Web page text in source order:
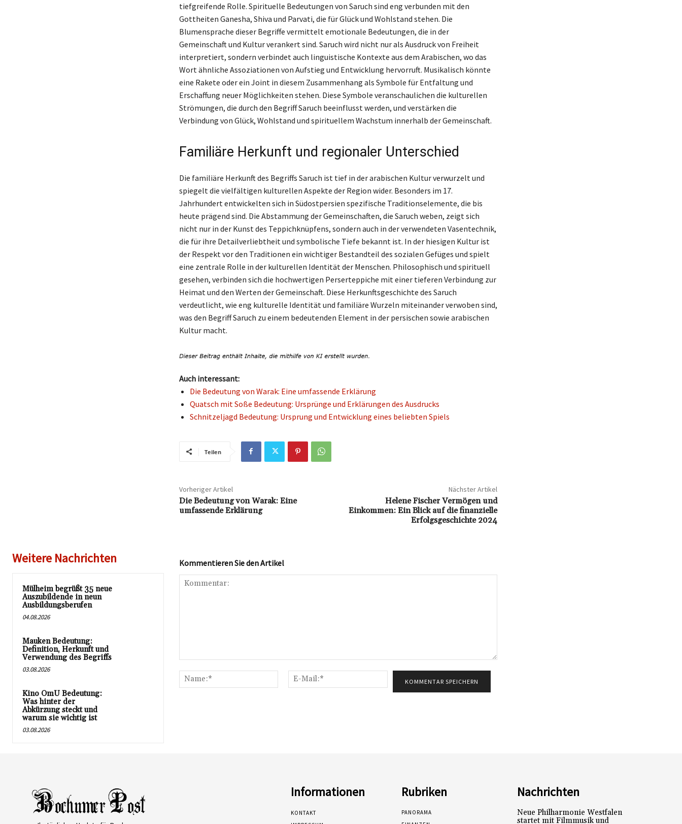
tiefgreifende Rolle. Spirituelle Bedeutungen von Saruch sind eng verbunden mit den
Gottheiten Ganesha, Shiva und Parvati, die für Glück und Wohlstand stehen. Die
Blumensprache dieser Begriffe vermittelt emotionale Bedeutungen, die in der
Gemeinschaft und Kultur verankert sind. Saruch wird nicht nur als Ausdruck von Freiheit
interpretiert, sondern verbindet auch linguistische Kontexte aus dem Arabischen, wo das
Wort ähnliche Assoziationen von Aufstieg und Entwicklung hervorruft. Musikalisch könnte
eine Rakete oder ein Joint in diesem Zusammenhang als Symbole für Entfaltung und
Erschaffung neuer Möglichkeiten stehen. Diese Symbole veranschaulichen die kulturellen
Strömungen, die durch den Begriff Saruch beeinflusst werden, und verstärken die
Verbindung von Glück, Wohlstand und spirituellem Wachstum innerhalb der Gemeinschaft.
Familiäre Herkunft und regionaler Unterschied
Die familiäre Herkunft des Begriffs Saruch ist tief in der arabischen Kultur verwurzelt und
spiegelt die vielfältigen kulturellen Aspekte der Region wider. Besonders im 17.
Jahrhundert entwickelten sich in Südostpersien spezifische Traditionselemente, die bis
heute prägend sind. Die Abstammung der Gemeinschaften, die Saruch weben, zeigt sich
nicht nur in der Kunst des Teppichknüpfens, sondern auch in der verwendeten Vasentechnik,
die für ihre Detailverliebtheit und symbolische Tiefe bekannt ist. In der hiesigen Kultur ist
der Respekt vor den Traditionen ein wichtiger Bestandteil des sozialen Gefüges und spielt
eine zentrale Rolle in der kulturellen Identität der Menschen. Philosophisch und spirituell
gesehen, verbinden sich die hochwertigen Perserteppiche mit einer tieferen Verbindung zur
Heimat und den Werten der Gemeinschaft. Diese Herkunftsgeschichte des Saruch
verdeutlicht, wie eng kulturelle Identität und familiäre Wurzeln miteinander verwoben sind,
was den Begriff Saruch zu einem bedeutenden Element in der persischen sowie arabischen
Kultur macht.
Auch interessant:
Die Bedeutung von Warak: Eine umfassende Erklärung
Quatsch mit Soße Bedeutung: Ursprünge und Erklärungen des Ausdrucks
Schnitzeljagd Bedeutung: Ursprung und Entwicklung eines beliebten Spiels
Teilen
Vorheriger Artikel
Die Bedeutung von Warak: Eine
umfassende Erklärung
Nächster Artikel
Helene Fischer Vermögen und
Einkommen: Ein Blick auf die finanzielle
Erfolgsgeschichte 2024
Weitere Nachrichten
Mülheim begrüßt 35 neue
Auszubildende in neun
Ausbildungsberufen
04.08.2026
Mauken Bedeutung:
Definition, Herkunft und
Verwendung des Begriffs
03.08.2026
Kino OmU Bedeutung:
Was hinter der
Abkürzung steckt und
warum sie wichtig ist
03.08.2026
Kommentieren Sie den Artikel
Name:*
Mail:*
Informationen
KONTAKT
Rubriken
PANORAMA
Nachrichten
Neue Philharmonie Westfalen
startet mit Filmmusik und